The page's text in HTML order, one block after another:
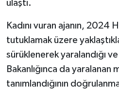
ulaştı.
Kadını vuran ajanın, 2024
tutuklamak üzere
sürüklenerek yaralandığı
Bakanlığınca da
tanımlandığının